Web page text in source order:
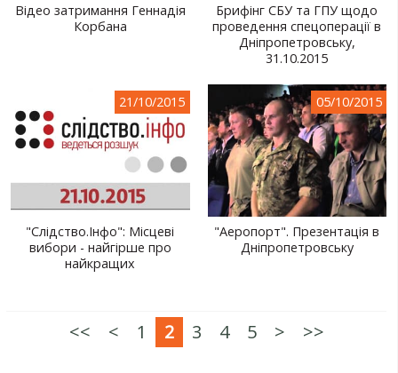
Відео затримання Геннадія
Корбана
Брифінг СБУ та ГПУ щодо
проведення спецоперації в
Дніпропетровську,
31.10.2015
21/10/2015
"Слідство.Інфо": Місцеві
вибори - найгірше про
найкращих
05/10/2015
"Аеропорт". Презентація в
Дніпропетровську
<< < 1 2 3 4 5 > >>